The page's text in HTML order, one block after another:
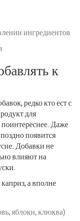
ингредиентов
к
редко кто ест с
для
поинтереснее. Даже
появится
Добавки не
влияют на
а вполне
яблоки, клюква)